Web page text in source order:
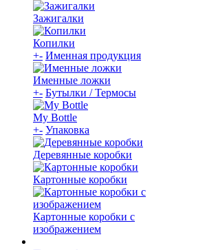
Зажигалки
Копилки
+- Именная продукция
Именные ложки
+- Бутылки / Термосы
My Bottle
+- Упаковка
Деревянные коробки
Картонные коробки
Картонные коробки с
изображением